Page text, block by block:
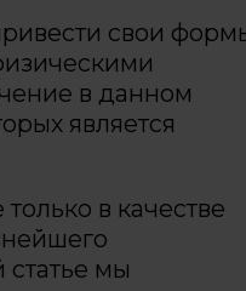
свои
в данном
является
в качестве
статье мы